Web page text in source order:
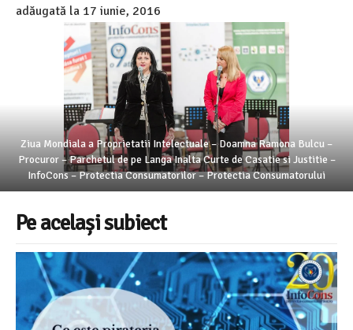
adăugată la 17 iunie, 2016
Ziua Mondiala a Proprietatii Intelectuale – Doamna Ramona Bulcu –
Procuror – Parchetul de pe Langa Inalta Curte de Casatie si Justitie –
InfoCons – Protectia Consumatorilor – Protectia Consumatorului
Pe același subiect